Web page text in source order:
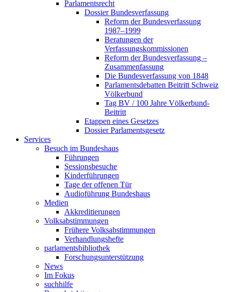
Parlamentsrecht
Dossier Bundesverfassung
Reform der Bundesverfassung
1987–1999
Beratungen der
Verfassungskommissionen
Reform der Bundesverfassung –
Zusammenfassung
Die Bundesverfassung von 1848
Parlamentsdebatten Beitritt Schweiz
Völkerbund
Tag BV / 100 Jahre Völkerbund-
Beitritt
Etappen eines Gesetzes
Dossier Parlamentsgesetz
Services
Besuch im Bundeshaus
Führungen
Sessionsbesuche
Kinderführungen
Tage der offenen Tür
Audioführung Bundeshaus
Medien
Akkreditierungen
Volksabstimmungen
Frühere Volksabstimmungen
Verhandlungshefte
parlamentsbibliothek
Forschungsunterstützung
News
Im Fokus
suchhilfe